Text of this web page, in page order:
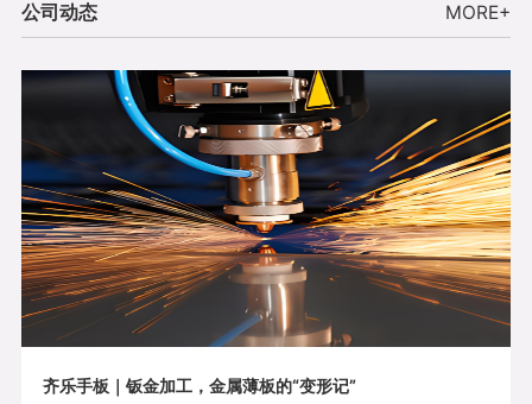
公司动态 MORE+
齐乐手板｜钣金加工，金属薄板的“变形记”